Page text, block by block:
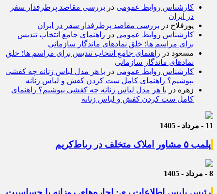
کارشناس روابط عمومی در بررسی مقاصد پرطرفدار سفر
در ایران
پورفلاح در بررسی مقاصد پرطرفدار سفر در ایران
کارشناس روابط عمومی در راهنمای جامع انتخاب تندیس
برای مراسم ها؛ خلق نمادهای ماندگار سازمانی
مسعود در راهنمای جامع انتخاب تندیس برای مراسم ها؛ خلق
نمادهای ماندگار سازمانی
کارشناس روابط عمومی در با هر مدل لباس زنانه چه کفشی
بپوشیم؟ راهنمای کامل ست کردن کفش و لباس زنانه
زهره در با هر مدل لباس زنانه چه کفشی بپوشیم؟ راهنمای
کامل ست کردن کفش و لباس زنانه
11 - مرداد - 1405
پلمب ۵ مشاور املاک متخلف در رباط‌کریم
8 - مرداد - 1405